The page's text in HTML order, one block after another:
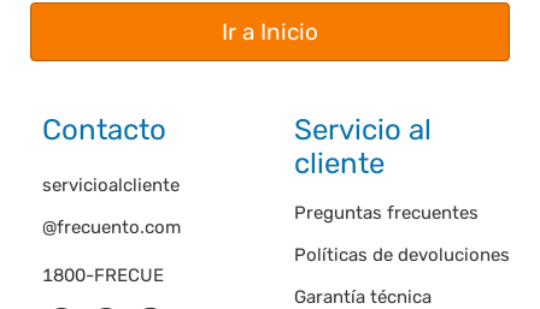
Ir a Inicio
Contacto
1800-FRECUE
servicioalcliente
@frecuento.com
Servicio al
cliente
Preguntas frecuentes
Políticas de devoluciones
Garantía técnica